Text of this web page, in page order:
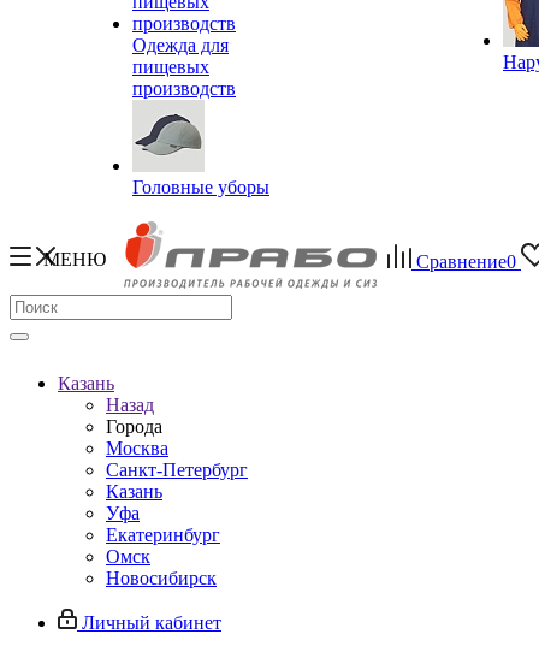
Одежда для
пищевых
производств
Головные уборы
МЕНЮ Сравнение0
Казань
Назад
Города
Москва
Санкт-Петербург
Казань
Уфа
Екатеринбург
Омск
Новосибирск
Личный кабинет